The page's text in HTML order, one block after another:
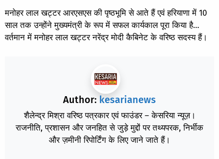
मनोहर लाल खट्टर आरएसएस की पृष्ठभूमि से आते हैं एवं हरियाणा में 10
साल तक उन्होंने मुख्यमंत्री के रूप में सफल कार्यकाल पूरा किया है…
वर्तमान में मनोहर लाल खट्टर नरेंद्र मोदी कैबिनेट के वरिष्ठ सदस्य हैं।
Author: kesarianews
शैलेन्द्र मिश्रा वरिष्ठ पत्रकार एवं फाउंडर – केसरिया न्यूज़।
राजनीति, प्रशासन और जनहित से जुड़े मुद्दों पर तथ्यपरक, निर्भीक
और ज़मीनी रिपोर्टिंग के लिए जाने जाते हैं।